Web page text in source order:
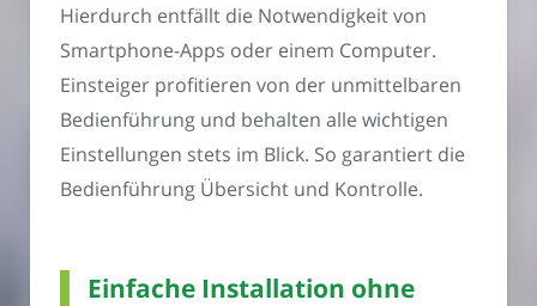
Hierdurch entfällt die Notwendigkeit von
Smartphone-Apps oder einem Computer.
Einsteiger profitieren von der unmittelbaren
Bedienführung und behalten alle wichtigen
Einstellungen stets im Blick. So garantiert die
Bedienführung Übersicht und Kontrolle.
Einfache Installation ohne